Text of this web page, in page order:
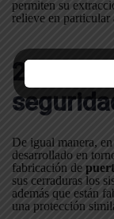
permiten su
relieve en particular
2.-
De igual manera,
desarrollado en
fabricación de
sus cerraduras los
además que están
una protección